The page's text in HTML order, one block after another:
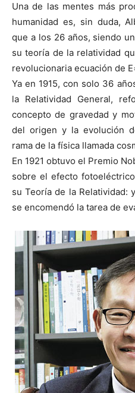
Una de las mentes más
humanidad es, sin duda,
que a los 26 años, siendo
su teoría de la relatividad
revolucionaria ecuación de
Ya en 1915, con solo 36
la Relatividad General,
concepto de gravedad y
del origen y la evolución
rama de la física llamada
En 1921 obtuvo el Premio
sobre el efecto
su Teoría de la Relatividad:
se encomendó la tarea de